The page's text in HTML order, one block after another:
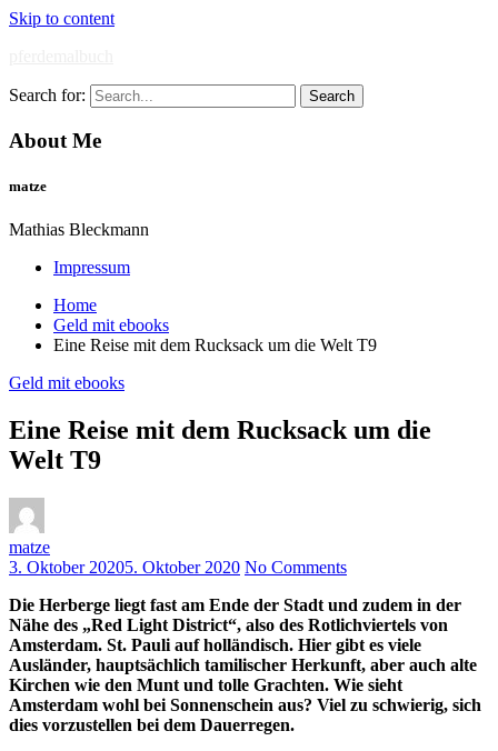
Skip to content
Search for:
About Me
matze
Mathias Bleckmann
Impressum
Home
Geld mit ebooks
Eine Reise mit dem Rucksack um die Welt T9
Geld mit ebooks
Eine Reise mit dem Rucksack um die
Welt T9
matze
3. Oktober 20205. Oktober 2020 No Comments
Die Herberge liegt fast am Ende der Stadt und zudem in der
Nähe des „Red Light District“, also des Rotlichviertels von
Amsterdam. St. Pauli auf holländisch. Hier gibt es viele
Ausländer, hauptsächlich tamilischer Herkunft, aber auch alte
Kirchen wie den Munt und tolle Grachten. Wie sieht
Amsterdam wohl bei Sonnenschein aus? Viel zu schwierig, sich
dies vorzustellen bei dem Dauerregen.